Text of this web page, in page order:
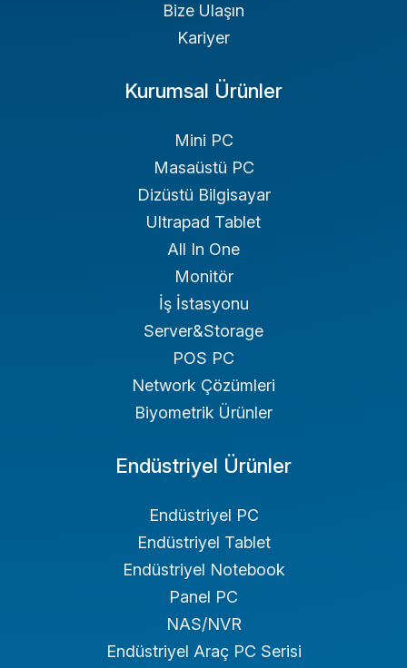
Bize Ulaşın
Kariyer
Kurumsal Ürünler
Mini PC
Masaüstü PC
Dizüstü Bilgisayar
Ultrapad Tablet
All In One
Monitör
İş İstasyonu
Server&Storage
POS PC
Network Çözümleri
Biyometrik Ürünler
Endüstriyel Ürünler
Endüstriyel PC
Endüstriyel Tablet
Endüstriyel Notebook
Panel PC
NAS/NVR
Endüstriyel Araç PC Serisi